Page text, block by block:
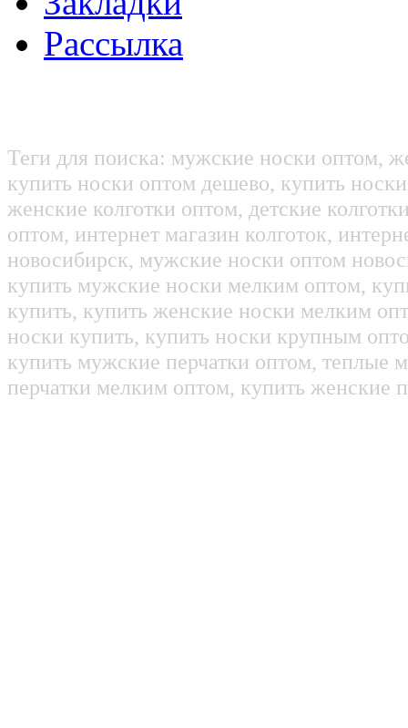
Рассылка
Теги для поиска: мужские носки оптом,
купить носки оптом дешево, купить
женские колготки оптом, детские
оптом, интернет магазин колготок,
новосибирск, мужские носки оптом
купить мужские носки мелким оптом,
купить, купить женские носки мелким
носки купить, купить носки крупным
купить мужские перчатки оптом, теплые
перчатки мелким оптом, купить женские